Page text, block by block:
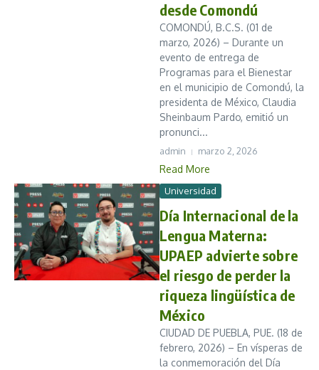
desde Comondú
COMONDÚ, B.C.S. (01 de
marzo, 2026) – Durante un
evento de entrega de
Programas para el Bienestar
en el municipio de Comondú, la
presidenta de México, Claudia
Sheinbaum Pardo, emitió un
pronunci...
admin marzo 2, 2026
Read More
Universidad
Día Internacional de la
Lengua Materna:
UPAEP advierte sobre
el riesgo de perder la
riqueza lingüística de
México
CIUDAD DE PUEBLA, PUE. (18 de
febrero, 2026) – En vísperas de
la conmemoración del Día